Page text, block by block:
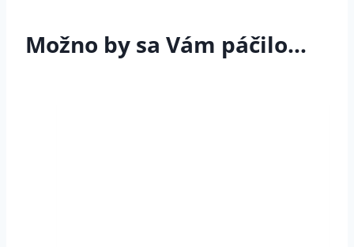
Možno by sa Vám páčilo…